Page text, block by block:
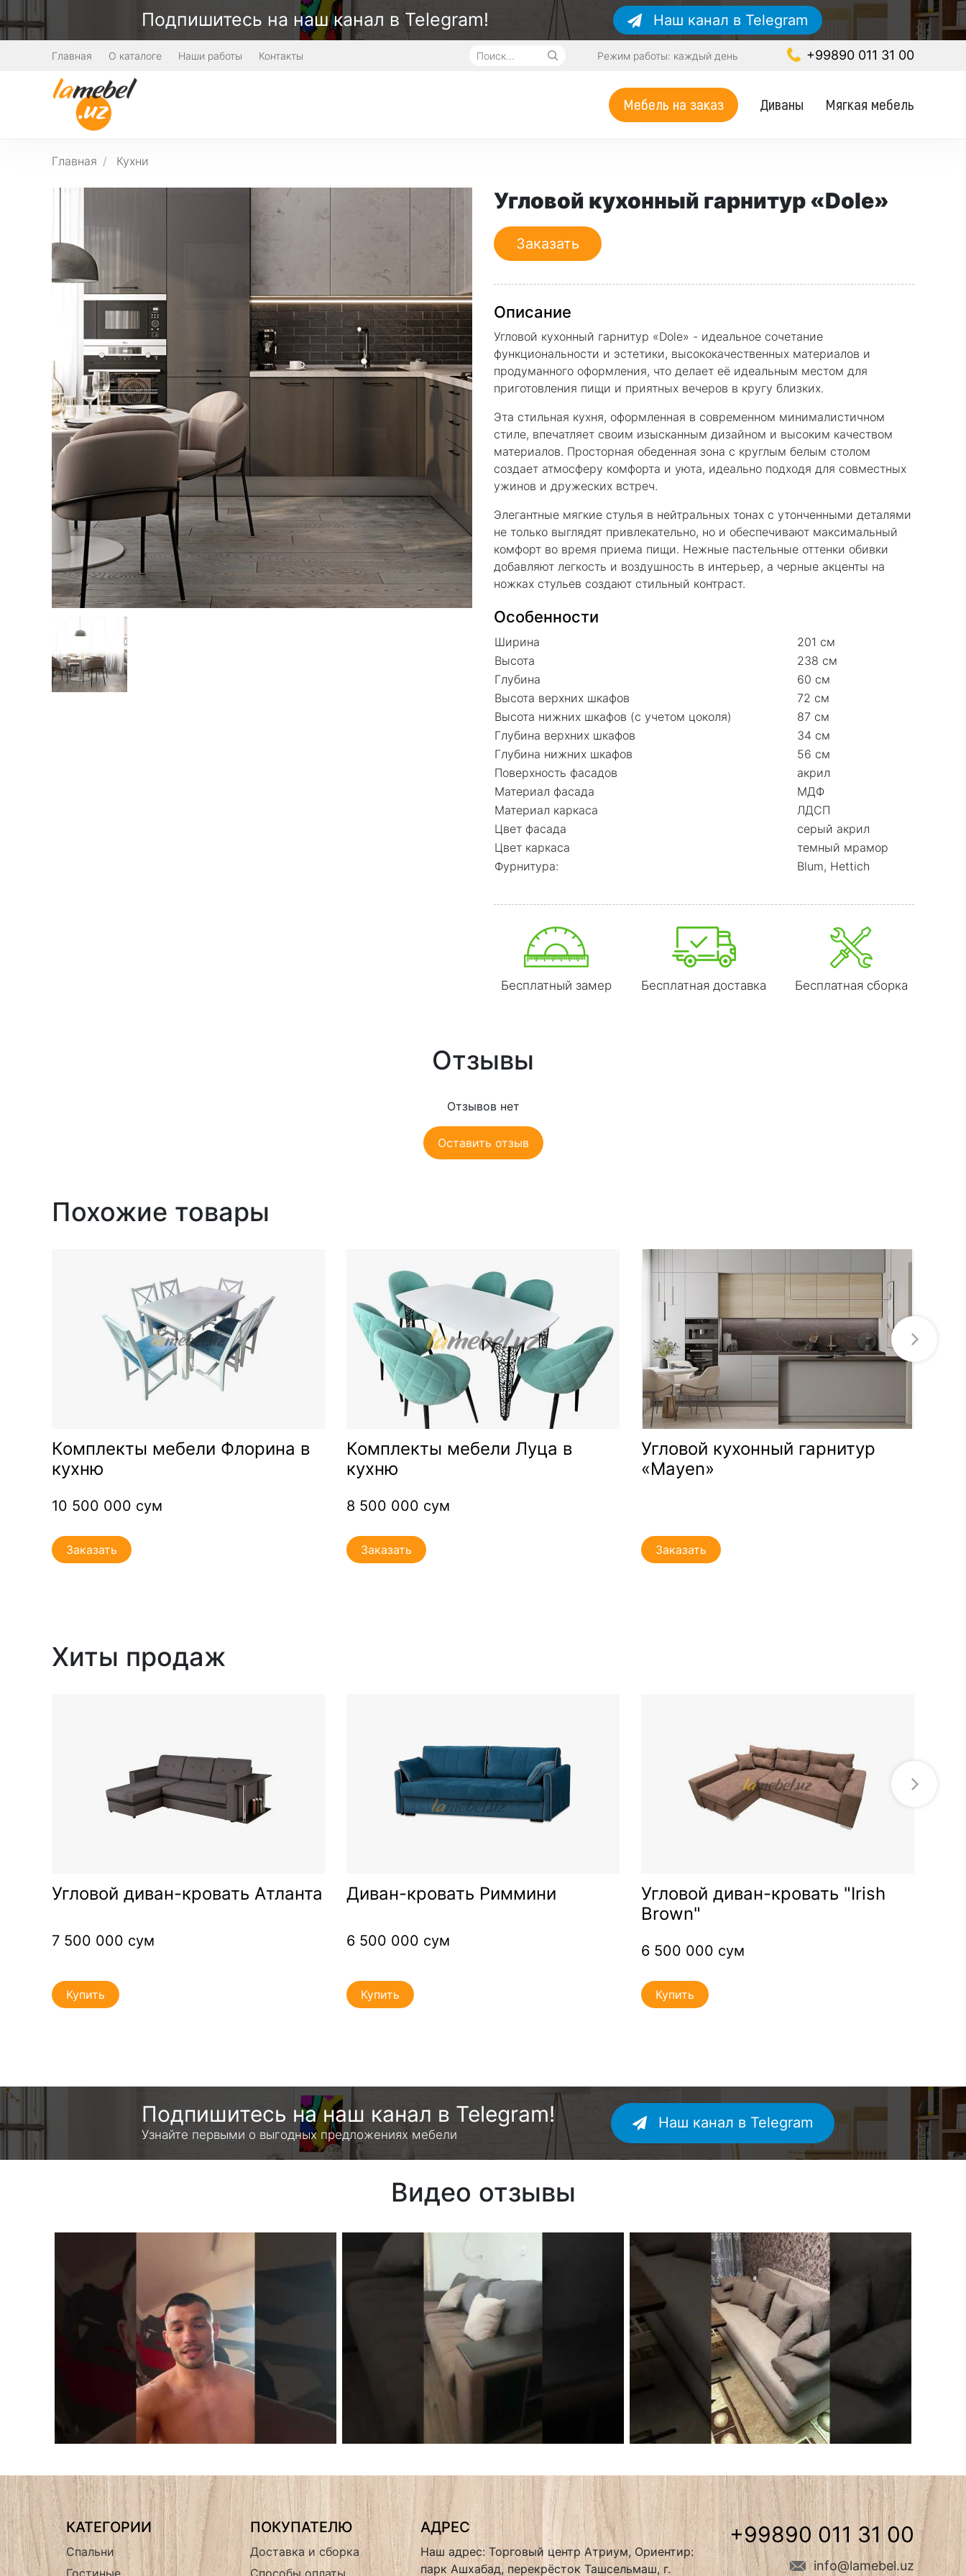
Подпишитесь на наш канал в Telegram! Наш канал в Telegram
Главная О каталоге Наши работы Контакты Режим работы: каждый день +99890 011 31 00
Мебель на заказ Диваны Мягкая мебель
Главная Кухни
Угловой кухонный гарнитур «Dole»
Заказать
Описание
Угловой кухонный гарнитур «Dole» - идеальное сочетание
функциональности и эстетики, высококачественных материалов и
продуманного оформления, что делает её идеальным местом для
приготовления пищи и приятных вечеров в кругу близких.
Эта стильная кухня, оформленная в современном минималистичном
стиле, впечатляет своим изысканным дизайном и высоким качеством
материалов. Просторная обеденная зона с круглым белым столом
создает атмосферу комфорта и уюта, идеально подходя для совместных
ужинов и дружеских встреч.
Элегантные мягкие стулья в нейтральных тонах с утонченными деталями
не только выглядят привлекательно, но и обеспечивают максимальный
комфорт во время приема пищи. Нежные пастельные оттенки обивки
добавляют легкость и воздушность в интерьер, а черные акценты на
ножках стульев создают стильный контраст.
Особенности
Ширина
201 см
Высота
238 см
Глубина
60 см
Высота верхних шкафов
72 см
Высота нижних шкафов (с учетом цоколя)
87 см
Глубина верхних шкафов
34 см
Глубина нижних шкафов
56 см
Поверхность фасадов
акрил
Материал фасада
МДФ
Материал каркаса
ЛДСП
Цвет фасада
серый акрил
Цвет каркаса
темный мрамор
Фурнитура:
Blum, Hettich
Бесплатный замер Бесплатная доставка Бесплатная сборка
Отзывы
Отзывов нет
Оставить отзыв
Похожие товары
Комплекты мебели Флорина в
кухню
10 500 000 сум
Заказать
Комплекты мебели Луца в
кухню
8 500 000 сум
Заказать
Угловой кухонный гарнитур
«Mayen»
Заказать
Хиты продаж
Угловой диван-кровать Атланта
7 500 000 сум
Купить
Диван-кровать Риммини
6 500 000 сум
Купить
Угловой диван-кровать "Irish
Brown"
6 500 000 сум
Купить
Подпишитесь на наш канал в Telegram!
Узнайте первыми о выгодных предложениях мебели
Наш канал в Telegram
Видео отзывы
КАТЕГОРИИ
Спальни
Гостиные
ПОКУПАТЕЛЮ
Доставка и сборка
Способы оплаты
АДРЕС
Наш адрес: Торговый центр Атриум, Ориентир:
парк Ашхабад, перекрёсток Ташсельмаш, г.
+99890 011 31 00
info@lamebel.uz